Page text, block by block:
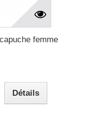
femme
Détails